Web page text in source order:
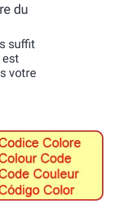
du
suffit
votre